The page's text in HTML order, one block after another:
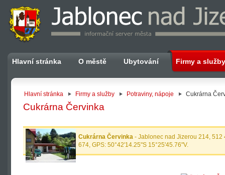
Hlavní stránka O městě Ubytování Firmy a služby
Hlavní stránka Firmy a služby Potraviny, nápoje Cukrárna
Cukrárna Červinka
Cukrárna Červinka - Jablonec nad Jizerou 214,
674, GPS: 50°42'14.25"S 15°25'45.76"V.